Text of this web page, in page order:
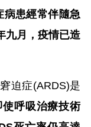
病患經常伴隨急
九月，疫情已造
迫症(ARDS)是
呼吸治療技術